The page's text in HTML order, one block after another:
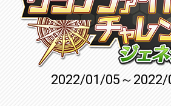
2022/01/05～